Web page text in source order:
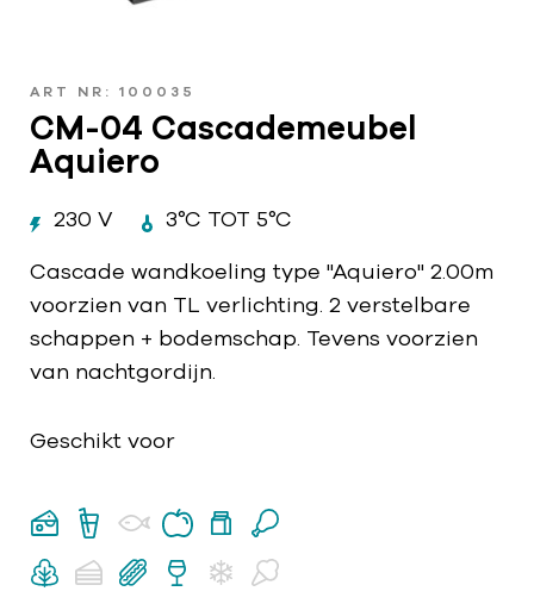
ART NR: 100035
CM-04 Cascademeubel
Aquiero
230 V 3°C TOT 5°C
Cascade wandkoeling type "Aquiero" 2.00m
voorzien van TL verlichting. 2 verstelbare
schappen + bodemschap. Tevens voorzien
van nachtgordijn.
Geschikt voor